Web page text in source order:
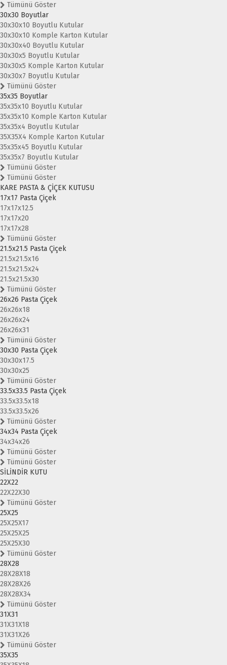
Tümünü Göster
30x30 Boyutlar
30x30x10 Boyutlu Kutular
30x30x10 Komple Karton Kutular
30x30x40 Boyutlu Kutular
30x30x5 Boyutlu Kutular
30x30x5 Komple Karton Kutular
30x30x7 Boyutlu Kutular
Tümünü Göster
35x35 Boyutlar
35x35x10 Boyutlu Kutular
35x35x10 Komple Karton Kutular
35x35x4 Boyutlu Kutular
35X35X4 Komple Karton Kutular
35x35x45 Boyutlu Kutular
35x35x7 Boyutlu Kutular
Tümünü Göster
Tümünü Göster
KARE PASTA & ÇİÇEK KUTUSU
17x17 Pasta Çiçek
17x17x12.5
17x17x20
17x17x28
Tümünü Göster
21.5x21.5 Pasta Çiçek
21.5x21.5x16
21.5x21.5x24
21.5x21.5x30
Tümünü Göster
26x26 Pasta Çiçek
26x26x18
26x26x24
26x26x31
Tümünü Göster
30x30 Pasta Çiçek
30x30x17.5
30x30x25
Tümünü Göster
33.5x33.5 Pasta Çiçek
33.5x33.5x18
33.5x33.5x26
Tümünü Göster
34x34 Pasta Çiçek
34x34x26
Tümünü Göster
Tümünü Göster
SİLİNDİR KUTU
22X22
22X22X30
Tümünü Göster
25X25
25X25X17
25X25X25
25X25X30
Tümünü Göster
28X28
28X28X18
28X28X26
28X28X34
Tümünü Göster
31X31
31X31X18
31X31X26
Tümünü Göster
35X35